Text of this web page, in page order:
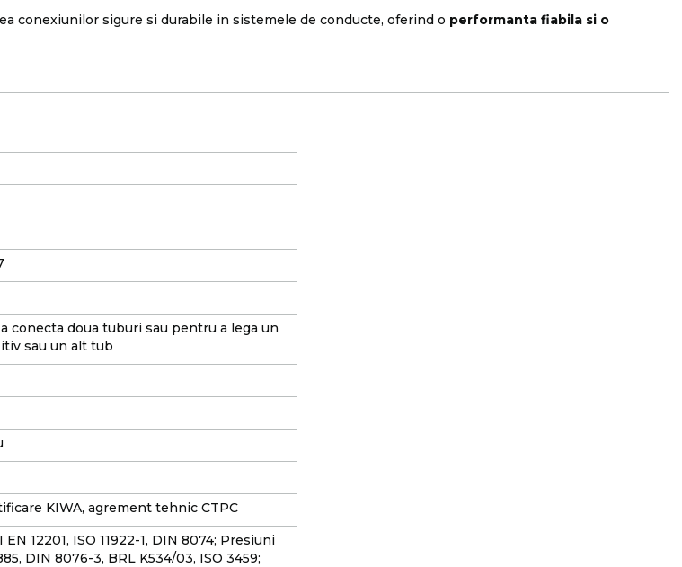
conexiunilor sigure si durabile in sistemele de conducte, oferind o performanta fiabila si o
conecta doua tuburi sau pentru a lega un
sau un alt tub
KIWA, agrement tehnic CTPC
12201, ISO 11922-1, DIN 8074; Presiuni
DIN 8076-3, BRL K534/03, ISO 3459;